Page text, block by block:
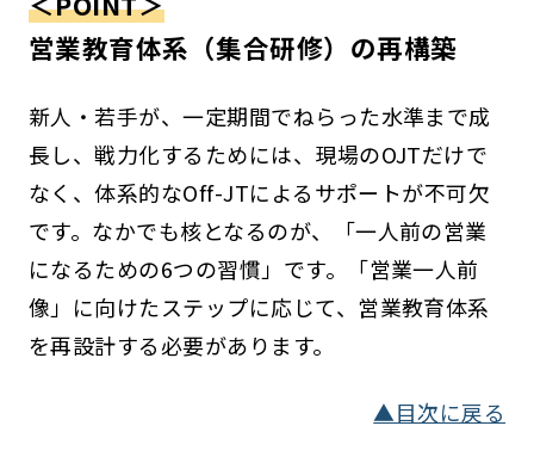
営業教育体系（集合研修）の再構築
新人・若手が、一定期間でねらった水準まで成
長し、戦力化するためには、現場のOJTだけで
なく、体系的なOff-JTによるサポートが不可欠
です。なかでも核となるのが、「一人前の営業
になるための6つの習慣」です。「営業一人前
像」に向けたステップに応じて、営業教育体系
を再設計する必要があります。
▲目次に戻る